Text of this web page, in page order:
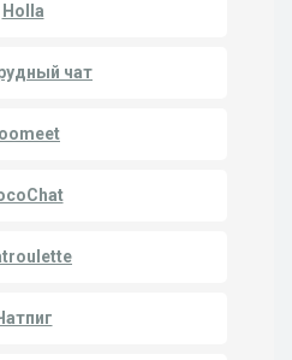
Holla
чат